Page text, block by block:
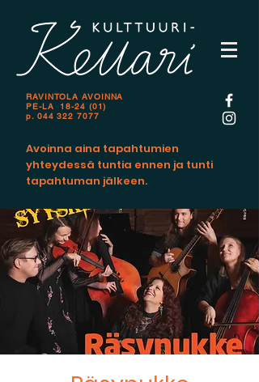
RAVINTOLA AVOINNA
PE-LA 18-24 (01)
p. 044 322 7077
Avoinna aina tapahtumien
yhteydessä tuntia ennen ja tunti
tapahtuman jälkeen.